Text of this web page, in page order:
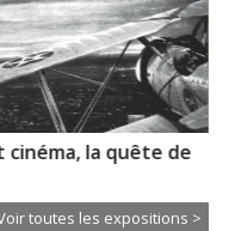
la quête de
toutes les expositions >